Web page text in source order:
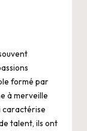
formé par
à merveille
caractérise
talent, ils ont